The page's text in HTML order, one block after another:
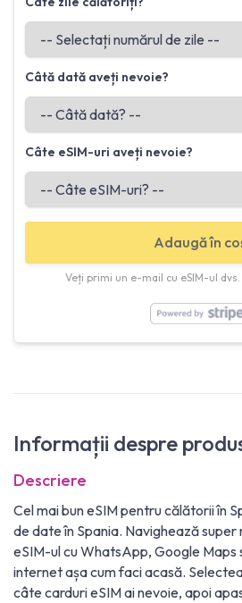
Câtă dată aveți nevoie?
Câte eSIM-uri aveți nevoie?
Adaugă în
Veți primi un e-mail cu eSIM-ul
Informații despre
Descriere
Cel mai bun eSIM pentru călătorii în
de date în Spania. Navighează super
eSIM-ul cu WhatsApp, Google Maps
internet așa cum faci acasă.
câte carduri eSIM ai nevoie, apoi